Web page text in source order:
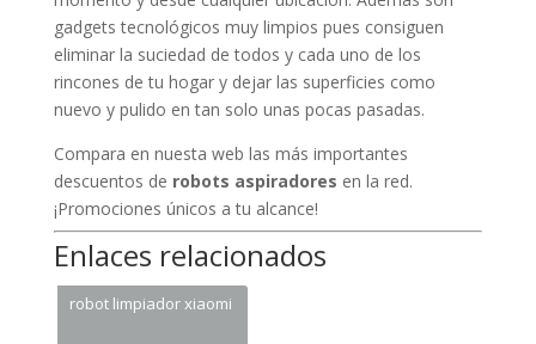
gadgets tecnológicos muy limpios pues consiguen
eliminar la suciedad de todos y cada uno de los
rincones de tu hogar y dejar las superficies como
nuevo y pulido en tan solo unas pocas pasadas.
Compara en nuesta web las más importantes
descuentos de robots aspiradores en la red.
¡Promociones únicos a tu alcance!
Enlaces relacionados
robot limpiador xiaomi